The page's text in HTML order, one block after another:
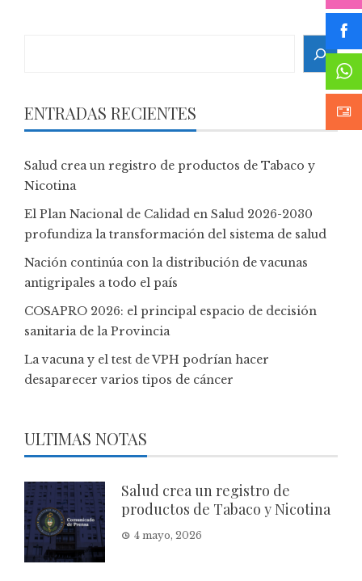
ENTRADAS RECIENTES
Salud crea un registro de productos de Tabaco y
Nicotina
El Plan Nacional de Calidad en Salud 2026-2030
profundiza la transformación del sistema de salud
Nación continúa con la distribución de vacunas
antigripales a todo el país
COSAPRO 2026: el principal espacio de decisión
sanitaria de la Provincia
La vacuna y el test de VPH podrían hacer
desaparecer varios tipos de cáncer
ULTIMAS NOTAS
Salud crea un registro de
productos de Tabaco y Nicotina
4 mayo, 2026